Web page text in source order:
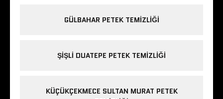
GÜLBAHAR PETEK TEMIZLIĞI
ŞIŞLI DUATEPE PETEK TEMIZLIĞI
KÜÇÜKÇEKMECE SULTAN MURAT PETEK